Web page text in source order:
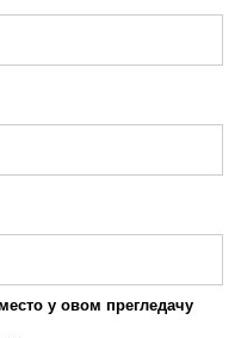
у овом прегледачу